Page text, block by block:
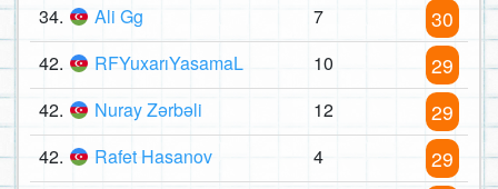
34. Ali Gg 7 30
42. RFYuxarıYasamaL 10 29
42. Nuray Zərbəli 12 29
42. Rafet Hasanov 4 29